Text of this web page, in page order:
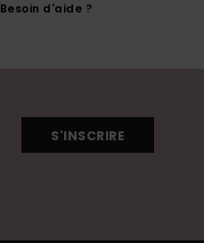
Besoin d'aide ?
S'INSCRIRE